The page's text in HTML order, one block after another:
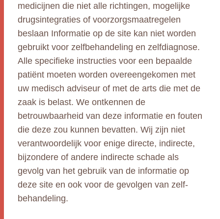
medicijnen die niet alle richtingen, mogelijke
drugsintegraties of voorzorgsmaatregelen
beslaan Informatie op de site kan niet worden
gebruikt voor zelfbehandeling en zelfdiagnose.
Alle specifieke instructies voor een bepaalde
patiënt moeten worden overeengekomen met
uw medisch adviseur of met de arts die met de
zaak is belast. We ontkennen de
betrouwbaarheid van deze informatie en fouten
die deze zou kunnen bevatten. Wij zijn niet
verantwoordelijk voor enige directe, indirecte,
bijzondere of andere indirecte schade als
gevolg van het gebruik van de informatie op
deze site en ook voor de gevolgen van zelf-
behandeling.